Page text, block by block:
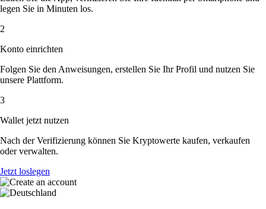
legen Sie in Minuten los.
2
Konto einrichten
Folgen Sie den Anweisungen, erstellen Sie Ihr Profil und nutzen Sie
unsere Plattform.
3
Wallet jetzt nutzen
Nach der Verifizierung können Sie Kryptowerte kaufen, verkaufen
oder verwalten.
Jetzt loslegen